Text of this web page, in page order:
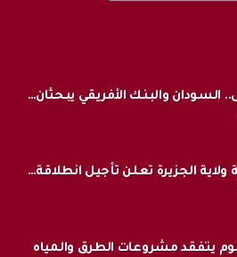
السودان والبنك الأفريقي يبحثان…
ولاية الجزيرة تعلن تأجيل انطلاقة…
يتفقد مشروعات الطرق والمياه